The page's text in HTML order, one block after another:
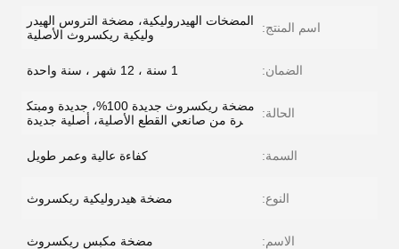
اسم المنتج:
المضخات الهيدروليكية، مضخة التروس الهيدر
وليكية ريكسروث الأصلية
الضمان: 1 سنة ، 12 شهر ، سنة واحدة
الحالة:
مضخة ريكسروث جديدة 100%، جديدة ومبتك
رة من صانعي القطع الأصلية، أصلية جديدة
السمة: كفاءة عالية وعمر طويل
النوع: مضخة هيدروليكية ريكسروث
الاسم: مضخة مكبس ريكسروث